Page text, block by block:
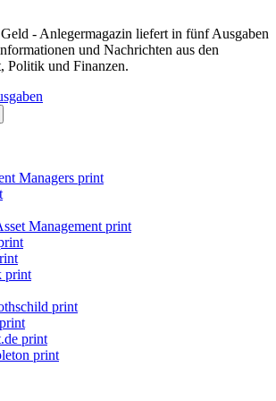
- Anlegermagazin liefert in fünf Ausgaben
und Nachrichten aus den
Politik und Finanzen.
Managers print
Management print
print
print
print
print